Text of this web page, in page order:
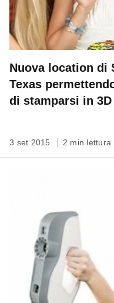
Nuova location di
Texas
di stamparsi in 3D
3 set 2015 2 min lettura